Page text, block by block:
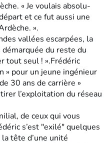
« Je voulais absolu-
et ce fut aussi une
».
vallées escarpées, la
du reste du
tout seul ! ».Frédéric
» pour un jeune ingénieur
30 ans de carrière »
l’exploitation du réseau
de ceux qui vous
s’est "exilé" quelques
tête d’une unité